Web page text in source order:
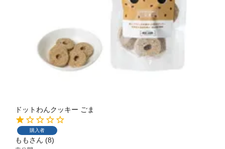
ドットわんクッキー ごま
購入者
もも 8